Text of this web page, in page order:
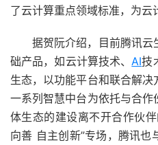
了云计算重点领域标准，为云
据贺阮介绍，目前腾讯
础产品，如云计算技术、AI技
生态，以功能平台和联合解
一系列智慧中台为依托与合
体生态的建设离不开合作伙
向善 自主创新”专场，腾讯